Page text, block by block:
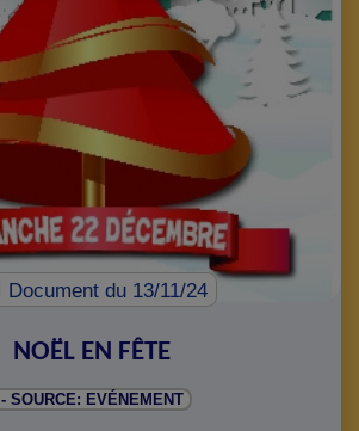
Document du 13/11/24
NOËL EN FÊTE
- SOURCE: EVÉNEMENT